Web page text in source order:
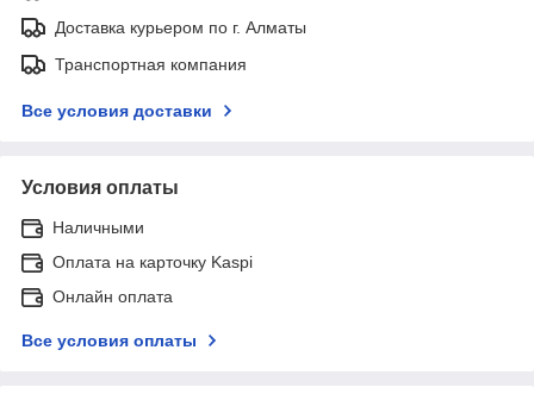
Доставка курьером по г. Алматы
Транспортная компания
Все условия доставки
Условия оплаты
Наличными
Оплата на карточку Kaspi
Онлайн оплата
Все условия оплаты